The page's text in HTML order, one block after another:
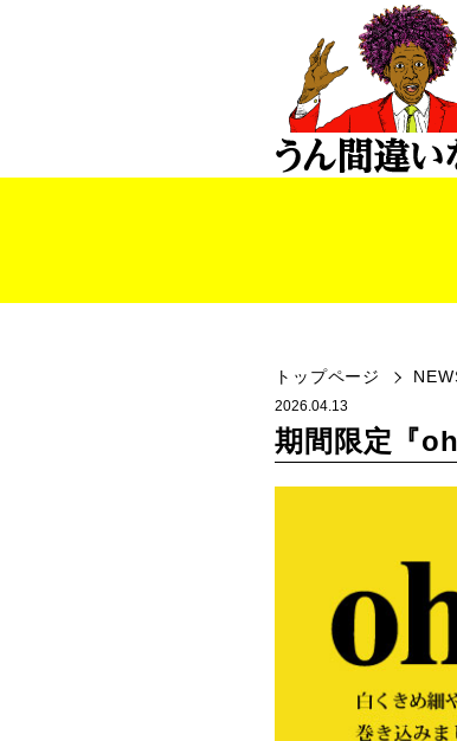
トップページ
2026.04.13
期間限定『